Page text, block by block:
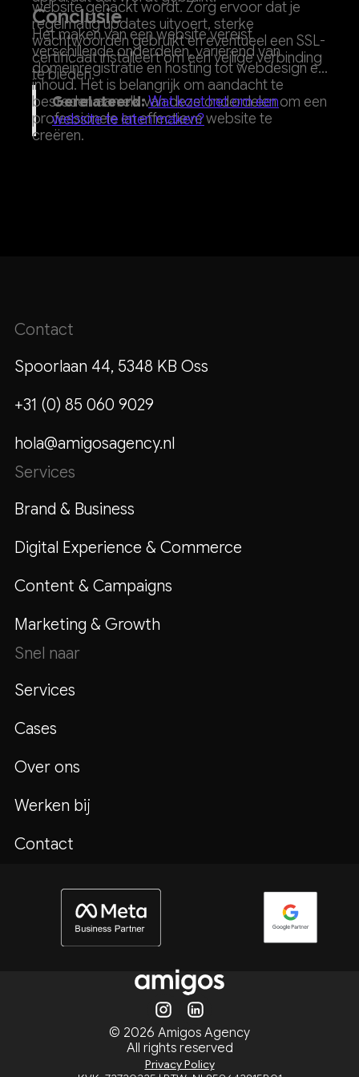
website gehackt wordt. Zorg ervoor dat je
regelmatig updates uitvoert, sterke
wachtwoorden gebruikt en eventueel een SSL-
certificaat installeert om een veilige verbinding
te bieden.
Conclusie
Het maken van een website vereist
verschillende onderdelen, variërend van
domeinregistratie en hosting tot webdesign en
inhoud. Het is belangrijk om aandacht te
besteden aan elk van deze onderdelen om een
professionele en effectieve website te
creëren.
Gerelateerd:Wat kost het om een
website te laten maken?
Contact
Spoorlaan 44, 5348 KB Oss
+31 (0) 85 060 9029
hola@amigosagency.nl
Services
Brand & Business
Digital Experience & Commerce
Content & Campaigns
Marketing & Growth
Snel naar
Services
Cases
Over ons
Werken bij
Contact
© 2026 Amigos Agency
All rights reserved
Privacy Policy